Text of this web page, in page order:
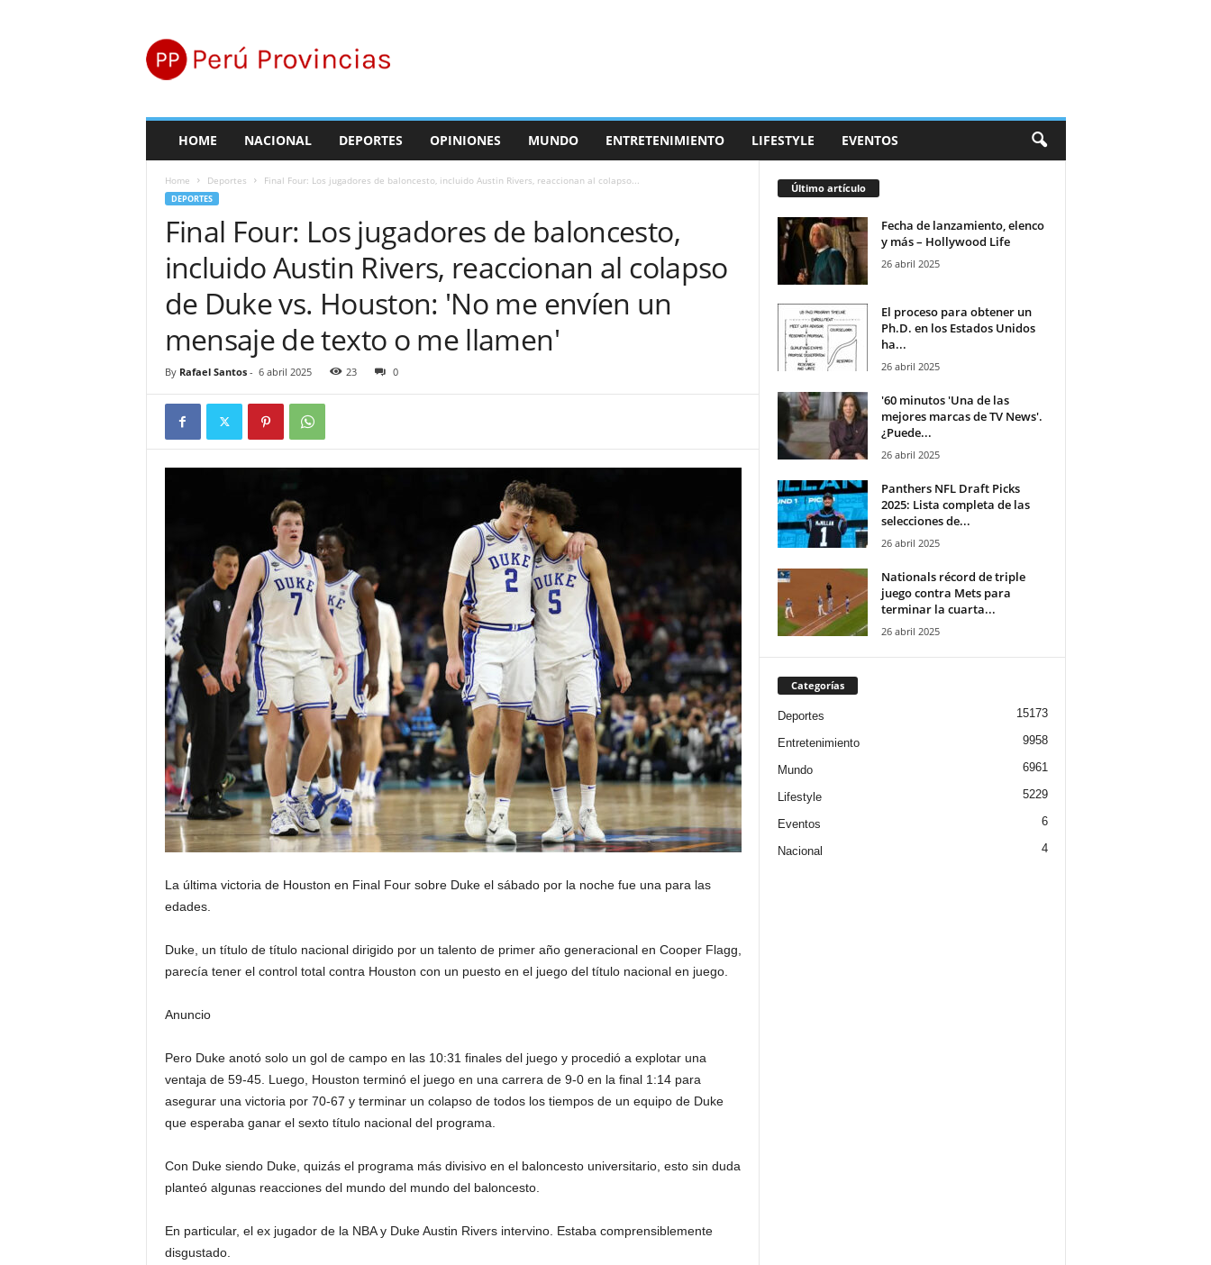
r
ú
HOME NACIONAL DEPORTES OPINIONES MUNDO ENTRETENIMIENTO LIFESTYLE EVENTOS
Home Deportes Final Four: Los jugadores de baloncesto, incluido Austin Rivers, reaccionan al colapso...
DEPORTES
Final Four: Los jugadores de baloncesto,
incluido Austin Rivers, reaccionan al colapso
de Duke vs. Houston: 'No me envíen un
mensaje de texto o me llamen'
By Rafael Santos- 6 abril 2025 23 0
La última victoria de Houston en Final Four sobre Duke el sábado por la noche fue una para las
edades.
Duke, un título de título nacional dirigido por un talento de primer año generacional en Cooper Flagg,
parecía tener el control total contra Houston con un puesto en el juego del título nacional en juego.
Anuncio
Pero Duke anotó solo un gol de campo en las 10:31 finales del juego y procedió a explotar una
ventaja de 59-45. Luego, Houston terminó el juego en una carrera de 9-0 en la final 1:14 para
asegurar una victoria por 70-67 y terminar un colapso de todos los tiempos de un equipo de Duke
que esperaba ganar el sexto título nacional del programa.
Con Duke siendo Duke, quizás el programa más divisivo en el baloncesto universitario, esto sin duda
planteó algunas reacciones del mundo del mundo del baloncesto.
En particular, el ex jugador de la NBA y Duke Austin Rivers intervino. Estaba comprensiblemente
disgustado.
Último artículo
Fecha de lanzamiento, elenco
y más – Hollywood Life
26 abril 2025
El proceso para obtener un
Ph.D. en los Estados Unidos
ha...
26 abril 2025
'60 minutos 'Una de las
mejores marcas de TV News'.
¿Puede...
26 abril 2025
Panthers NFL Draft Picks
2025: Lista completa de las
selecciones de...
26 abril 2025
Nationals récord de triple
juego contra Mets para
terminar la cuarta...
26 abril 2025
Categorías
Deportes 15173
Entretenimiento 9958
Mundo 6961
Lifestyle 5229
Eventos 6
Nacional 4